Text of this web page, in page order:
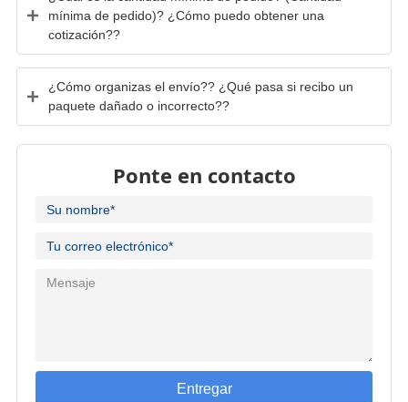
mínima de pedido)? ¿Cómo puedo obtener una
cotización??
¿Cómo organizas el envío?? ¿Qué pasa si recibo un
paquete dañado o incorrecto??
Ponte en contacto
Entregar